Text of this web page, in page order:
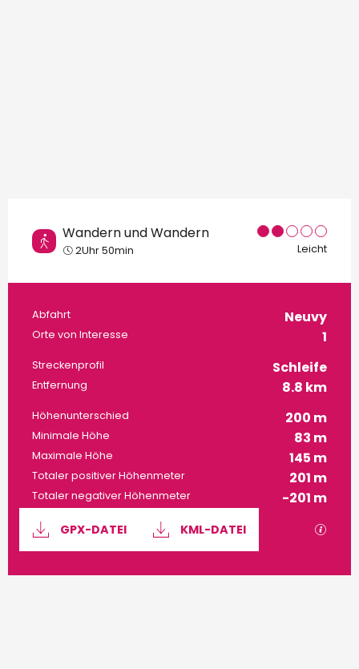
Wandern und Wandern
2Uhr 50min Leicht
Praktische
Abfahrt Neuvy
Orte von Interesse 1
Streckenprofil Schleife
Entfernung 8.8 km
Höhenunterschied 200 m
Minimale Höhe 83 m
Maximale Höhe 145 m
Totaler positiver Höhenmeter 201 m
Totaler negativer Höhenmeter -201 m
Dokumentation
GPX-DATEI KML-DATEI Mit